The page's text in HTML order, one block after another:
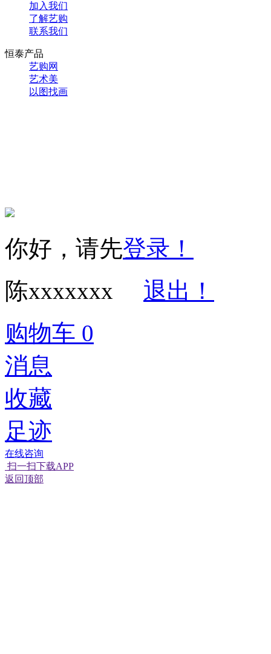
加入我们
了解艺购
联系我们
恒泰产品
艺购网
艺术美
以图找画
你好，请先登录！
陈xxxxxxx
退出！
购物车 0
消息
收藏
足迹
在线咨询
扫一扫下载APP
返回顶部